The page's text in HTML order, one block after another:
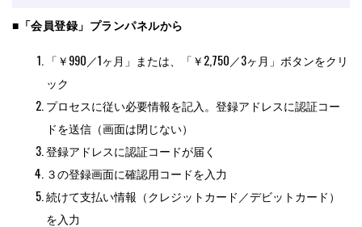
プロセスに従い必要情報を記入。登録アドレスに認証コー
ドを送信（画面は閉じない）
登録アドレスに認証コードが届く
３の登録画面に確認用コードを入力
続けて支払い情報（クレジットカード／デビットカード）
を入力
購入内容の最終確認を行い、「購入」ボタンにより確定
「購入ありがとうございます」のメッセージが表示される
「ベーマガ読み放題」ボタンを押してプランへのログイン